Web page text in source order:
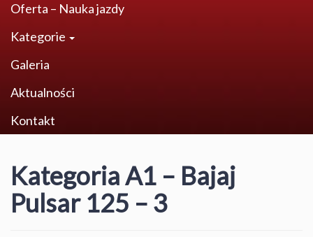
Oferta – Nauka jazdy
Kategorie
Galeria
Aktualności
Kontakt
Kategoria A1 – Bajaj
Pulsar 125 – 3